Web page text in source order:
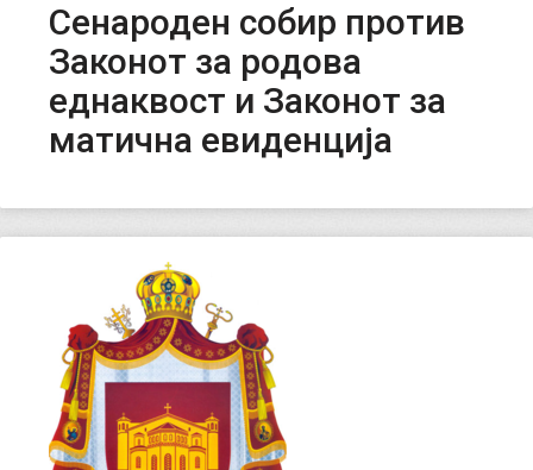
Сенароден собир против
Законот за родова
еднаквост и Законот за
матична евиденција